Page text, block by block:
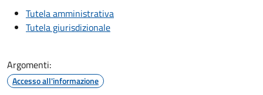
Tutela amministrativa
Tutela giurisdizionale
Argomenti:
Accesso all'informazione